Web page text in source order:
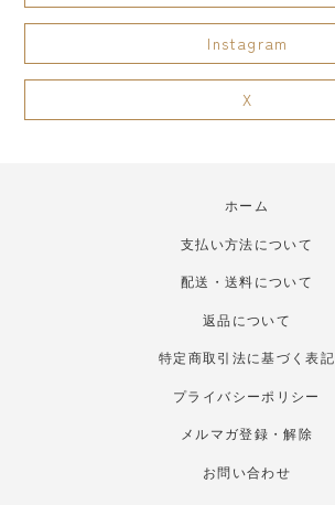
Instagram
X
ホーム
支払い方法について
配送・送料について
返品について
特定商取引法に基づく表記
プライバシーポリシー
メルマガ登録・解除
お問い合わせ